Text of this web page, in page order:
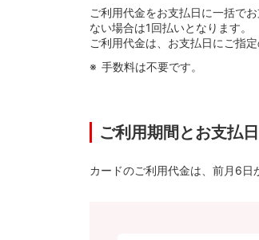
ご利用代金をお支払日に一括で
ない場合は1回払いとなります。
ご利用代金は、お支払日にご指
手数料は不要です。
ご利用期間とお支払日
カードのご利用代金は、前月6日